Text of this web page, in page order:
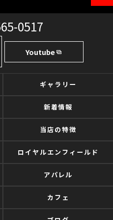
0517
Youtube
ギャラリー
新着情報
当店の特徴
ロイヤルエンフィールド
アパレル
カフェ